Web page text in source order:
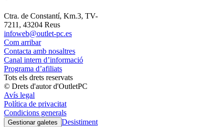
Ctra. de Constantí, Km.3, TV-
7211, 43204 Reus
infoweb@outlet-pc.es
Com arribar
Contacta amb nosaltres
Canal intern d’informació
Programa d’afiliats
Tots els drets reservats
© Drets d'autor d'OutletPC
Avís legal
Política de privacitat
Condicions generals
Gestionar galetes Desistiment